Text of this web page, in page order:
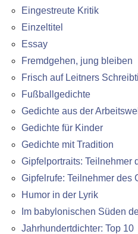
Eingestreute Kritik
Einzeltitel
Essay
Fremdgehen, jung bleiben
Frisch auf Leitners
Fußballgedichte
Gedichte aus der
Gedichte für Kinder
Gedichte mit Tradition
Gipfelportraits: Teilnehmer
Gipfelrufe: Teilnehmer des
Humor in der Lyrik
Im babylonischen Süden
Jahrhundertdichter: Top 10